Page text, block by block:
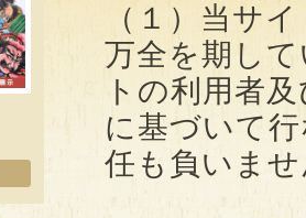
（１）当サ
万全を期し
トの利用者
に基づいて
任も負いま
ヒロロスクエアでウォー
時間：09:00～18:00
ヒロロ
時間：